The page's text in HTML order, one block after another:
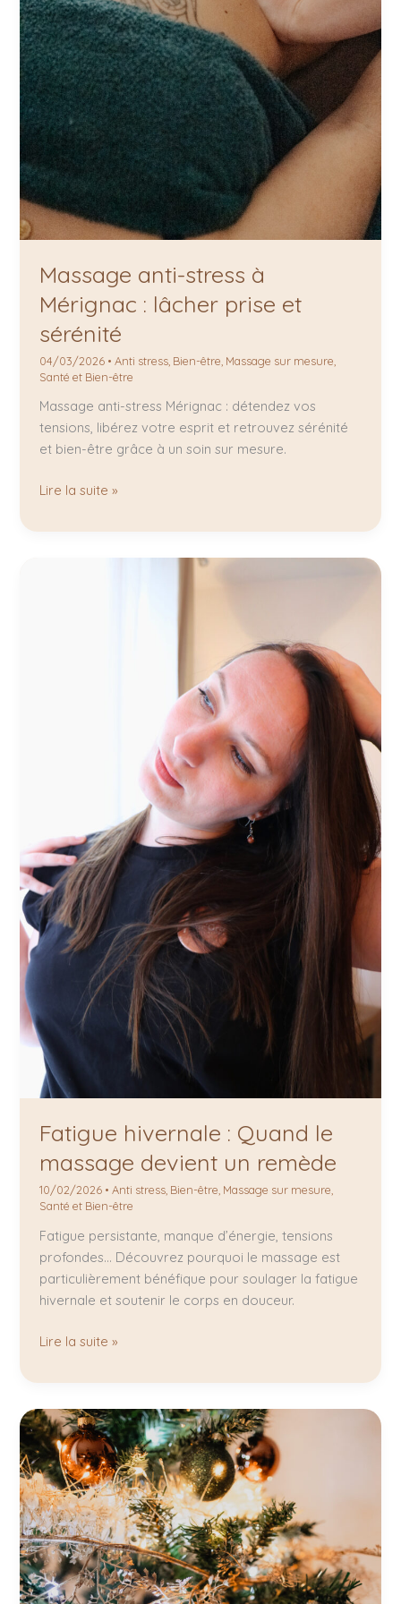
Massage anti-stress à
Mérignac : lâcher prise et
sérénité
04/03/2026 •Anti stress Bien-être Massage sur mesure
Santé et Bien-être
Massage anti-stress Mérignac : détendez vos
tensions, libérez votre esprit et retrouvez sérénité
et bien-être grâce à un soin sur mesure.
Lire la suite »
Fatigue hivernale : Quand le
massage devient un remède
10/02/2026 •Anti stress, Bien-être, Massage sur mesure,
Santé et Bien-être
Fatigue persistante, manque d’énergie, tensions
profondes… Découvrez pourquoi le massage est
particulièrement bénéfique pour soulager la fatigue
hivernale et soutenir le corps en douceur.
Lire la suite »
🎄
Rituel
Signature
2h
–
Édition
Limitée
Spécial
Noël